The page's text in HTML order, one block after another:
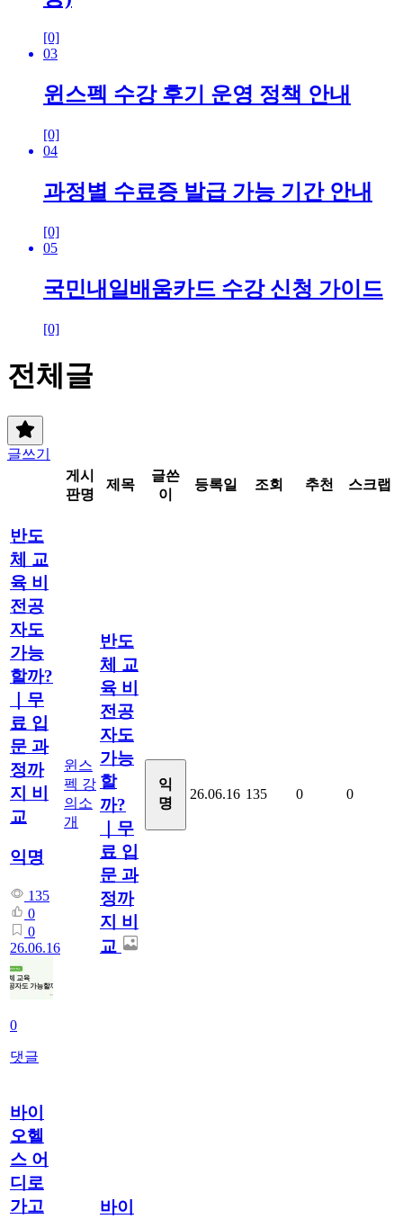
[0]
03
윈스펙 수강 후기 운영 정책 안내
[0]
04
과정별 수료증 발급 가능 기간 안내
[0]
05
국민내일배움카드 수강 신청 가이드
[0]
전체글
글쓰기
게시
판명
제목
글쓴
이
등록일 조회 추천 스크랩
반도
체 교
육 비
전공
자도
가능
할까?
｜무
료 입
문 과
정까
지 비
교
익명
135
0
0
26.06.16
0
댓글
윈스
펙 강
의소
개
반도
체 교
육 비
전공
자도
가능
할
까?
｜무
료 입
문 과
정까
지 비
교
익
명
26.06.16 135 0 0
바이
오헬
스 어
디로
가고
바이